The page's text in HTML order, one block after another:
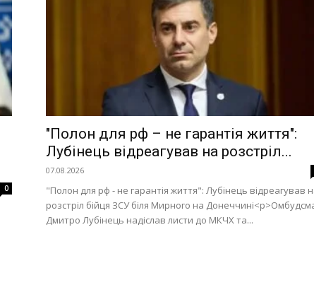
0
"Полон для рф – не гарантія життя":
Лубінець відреагував на розстріл...
07.08.2026
"Полон для рф - не гарантія життя": Лубінець відреагував
розстріл бійця ЗСУ біля Мирного на
Дмитро Лубінець надіслав листи до МКЧХ та...